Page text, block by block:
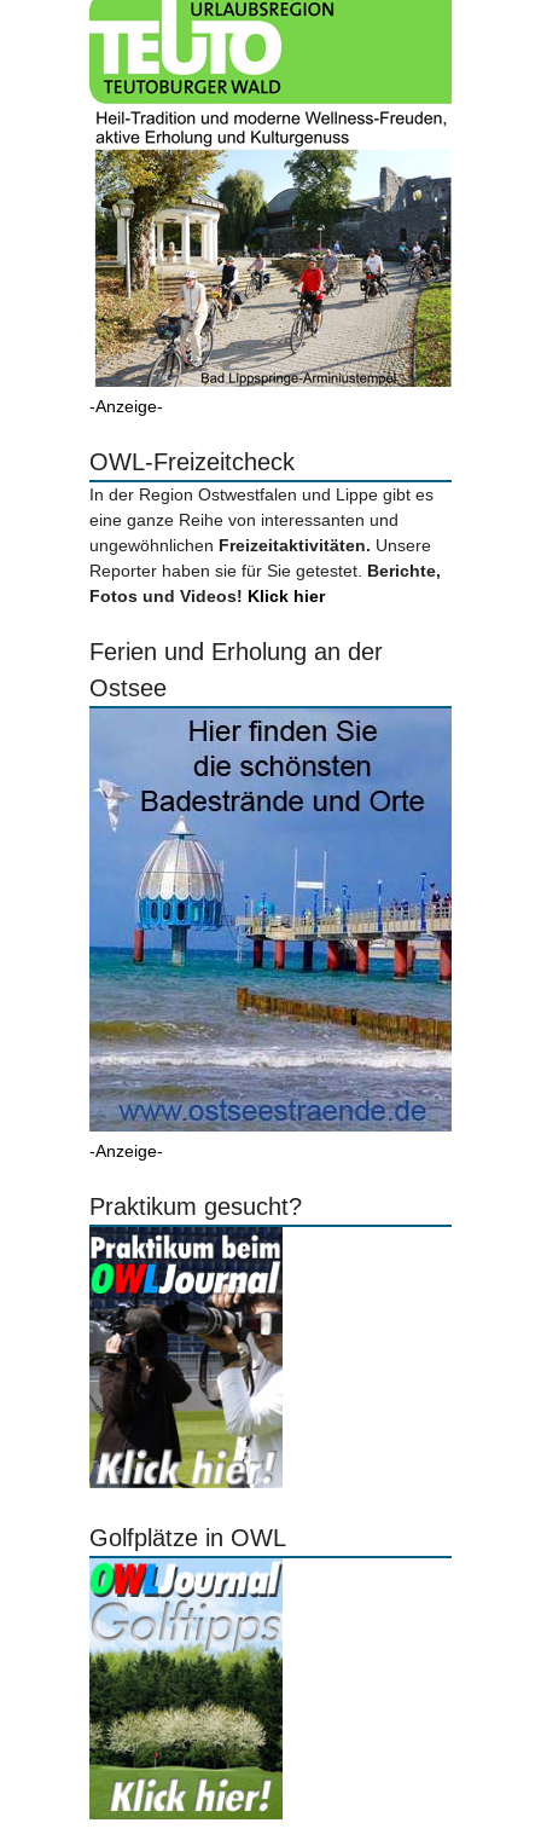
-Anzeige-
OWL-Freizeitcheck
In der Region Ostwestfalen und Lippe gibt es
eine ganze Reihe von interessanten und
ungewöhnlichen Freizeitaktivitäten. Unsere
Reporter haben sie für Sie getestet. Berichte,
Fotos und Videos! Klick hier
Ferien und Erholung an der
Ostsee
-Anzeige-
Praktikum gesucht?
Golfplätze in OWL